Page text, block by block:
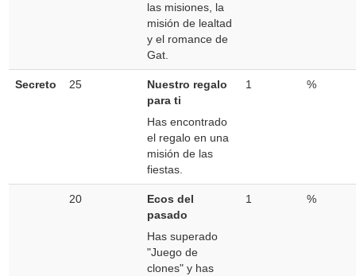
las misiones, la
misión de lealtad
y el romance de
Gat.
Secreto 25
Nuestro regalo
para ti
Has encontrado
el regalo en una
misión de las
fiestas.
1 %
20
Ecos del
pasado
Has superado
"Juego de
clones" y has
1 %